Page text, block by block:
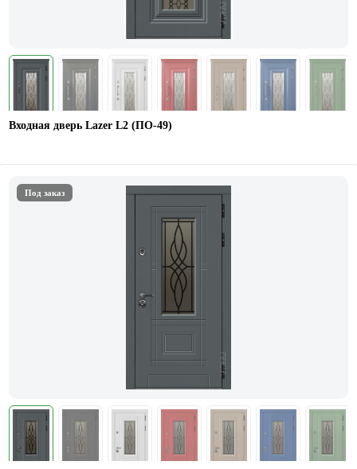
Входная дверь Lazer L2 (ПО-49)
Под заказ